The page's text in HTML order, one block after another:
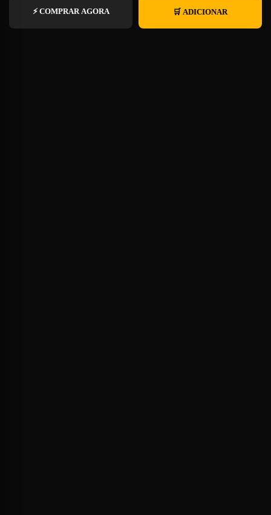
⚡ COMPRAR AGORA 🛒 ADICIONAR